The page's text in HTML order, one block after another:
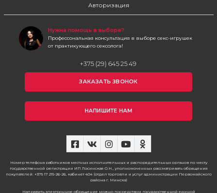
Авторизация
Нужна помощь в выборе?
Профессональная консультация в выборе секс-игрушек
от практикующего сексолога!
+375 (29) 645 25 49
ЗАКАЗАТЬ ЗВОНОК
НАПИШИТЕ НАМ
Номер телефона работников местных исполнительных и распорядительных органов по месту
государственной регистрации ИП Лосинская О.Н., уполномоченных рассматривать обращения
покупателей: +375 17 215-26-26, кабинет 404 (отдел торговли и услуг администрации Первомайского
района г. Минска)
Направить электронное обращение можно посредством государственной единой